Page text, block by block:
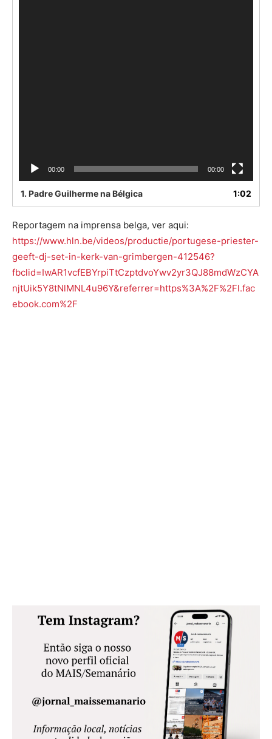
00:00 00:00
1. Padre Guilherme na Bélgica 1:02
Reportagem na imprensa belga, ver aqui:
https://www.hln.be/videos/productie/portugese-priester-
geeft-dj-set-in-kerk-van-grimbergen-412546?
fbclid=IwAR1vcfEBYrpiTtCzptdvoYwv2yr3QJ88mdWzCYA
njtUik5Y8tNlMNL4u96Y&referrer=https%3A%2F%2Fl.fac
ebook.com%2F